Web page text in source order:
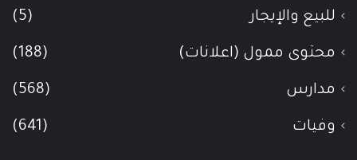
للبيع والإيجار (5)
محتوى ممول (اعلانات) (188)
مدارس (568)
وفيات (641)